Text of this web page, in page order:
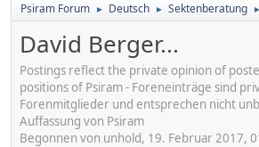
Psiram Forum ► Deutsch ► Sektenberatung ►
David Berger...
Postings reflect the private opinion of
positions of Psiram - Foreneinträge sind
Forenmitglieder und entsprechen nicht
Auffassung von Psiram
Begonnen von unhold, 19. Februar 2017,